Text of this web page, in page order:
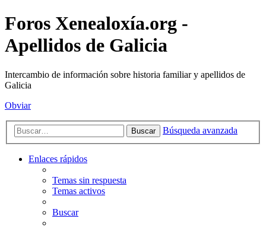
Foros Xenealoxía.org -
Apellidos de Galicia
Intercambio de información sobre historia familiar y apellidos de
Galicia
Obviar
Buscar Búsqueda avanzada
Enlaces rápidos
Temas sin respuesta
Temas activos
Buscar